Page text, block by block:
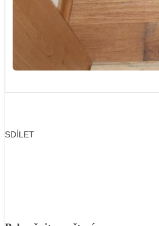
SDÍLET